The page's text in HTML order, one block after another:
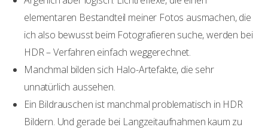
elementaren Bestandteil meiner Fotos ausmachen, die
ich also bewusst beim Fotografieren suche, werden bei
HDR – Verfahren einfach weggerechnet.
Manchmal bilden sich Halo-Artefakte, die sehr
unnatürlich aussehen.
Ein Bildrauschen ist manchmal problematisch in HDR
Bildern. Und gerade bei Langzeitaufnahmen kaum zu